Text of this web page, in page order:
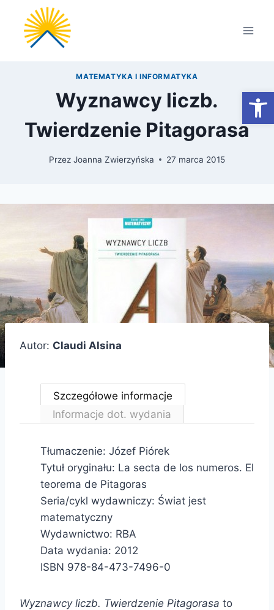
Przejdź
treści
MATEMATYKA I INFORMATYKA
Wyznawcy liczb.
Twierdzenie Pitagorasa
Przez Joanna Zwierzyńska 27 marca 2015
Autor: Claudi Alsina
Szczegółowe informacje
Informacje dot. wydania
Tłumaczenie: Józef Piórek
Tytuł oryginału: La secta de los numeros. El
teorema de Pitagoras
Seria/cykl wydawniczy: Świat jest
matematyczny
Wydawnictwo: RBA
Data wydania: 2012
ISBN 978-84-473-7496-0
Wyznawcy liczb. Twierdzenie Pitagorasa to